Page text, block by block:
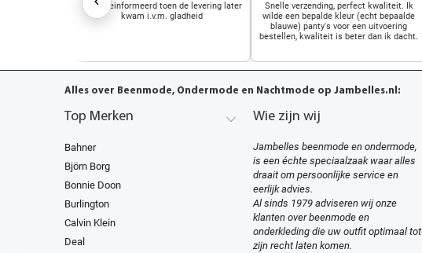
Goed geinformeerd toen de levering later
kwam i.v.m. gladheid
Snelle verzending, perfect kwaliteit. Ik
wilde een bepalde kleur (echt bepaalde
blauwe) panty's voor een uitvoering
bestellen, kwaliteit is beter dan ik dacht.
Alles over Beenmode, Ondermode en Nachtmode op Jambelles.nl:
Top Merken
Bahner
Björn Borg
Bonnie Doon
Burlington
Calvin Klein
Deal
Wie zijn wij
Jambelles beenmode en ondermode,
is een échte speciaalzaak waar alles
draait om persoonlijke service en
eerlijk advies.
Al sinds 1979 adviseren wij onze
klanten over beenmode en
onderkleding die uw outfit optimaal tot
zijn recht laten komen.